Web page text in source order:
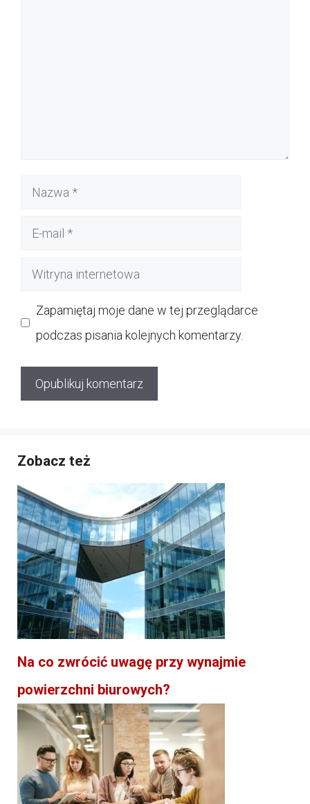
Nazwa
Witryna
Zapamiętaj moje dane w tej przeglądarce
podczas pisania kolejnych komentarzy.
Zobacz też
Na co zwrócić uwagę przy wynajmie
powierzchni biurowych?